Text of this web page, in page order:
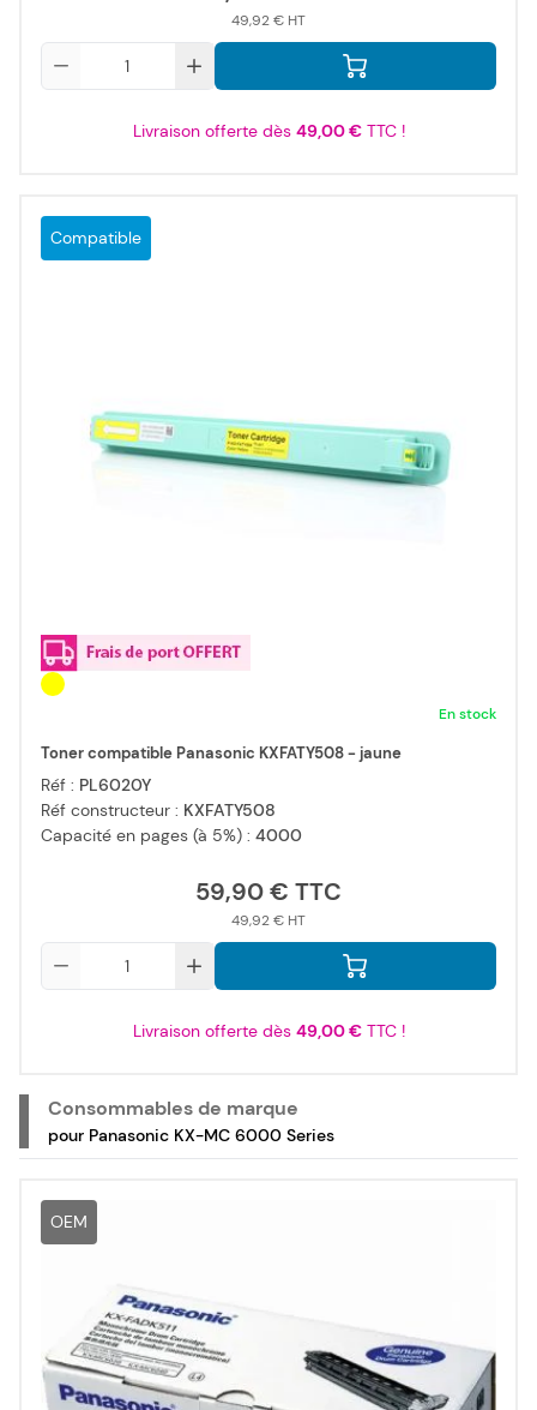
49,92 €
Livraison offerte dès 49,00 €TTC !
Compatible
En stock
Toner compatible Panasonic KXFATY508 - jaune
Réf : PL6020Y
Réf constructeur : KXFATY508
Capacité en pages (à 5%) : 4000
59,90 €
49,92 €
Livraison offerte dès 49,00 €TTC !
Consommables de marque
pour Panasonic KX-MC 6000 Series
OEM